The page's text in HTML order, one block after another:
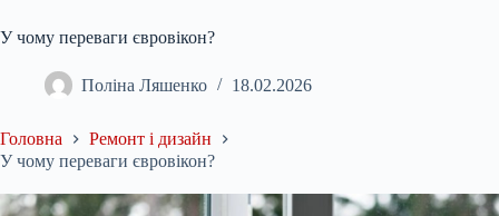
У чому переваги євровікон?
Поліна Ляшенко 18.02.2026
Головна
Ремонт і дизайн
У чому переваги євровікон?